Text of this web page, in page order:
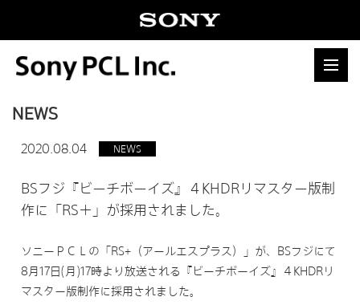
NEWS
2020.08.04 NEWS
BSフジ『ビーチボーイズ』４KHDRリマスター版制
作に「RS＋」が採用されました。
ソニーＰＣＬの「RS+（アールエスプラス）」が、BSフジにて
8月17日(月)17時より放送される『ビーチボーイズ』４KHDRリ
マスター版制作に採用されました。